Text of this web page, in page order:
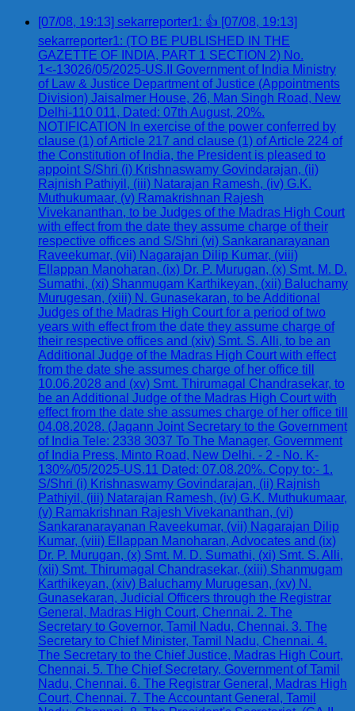
[07/08, 19:13] sekarreporter1: 👍 [07/08, 19:13]
sekarreporter1: (TO BE PUBLISHED IN THE
GAZETTE OF INDIA, PART 1 SECTION 2) No.
1<-13026/05/2025-US.II Government of India Ministry
of Law & Justice Department of Justice (Appointments
Division) Jaisalmer House, 26, Man Singh Road, New
Delhi-110 011, Dated: 07th August, 20%.
NOTIFICATION In exercise of the power conferred by
clause (1) of Article 217 and clause (1) of Article 224 of
the Constitution of India, the President is pleased to
appoint S/Shri (i) Krishnaswamy Govindarajan, (ii)
Rajnish Pathiyil, (iii) Natarajan Ramesh, (iv) G.K.
Muthukumaar, (v) Ramakrishnan Rajesh
Vivekananthan, to be Judges of the Madras High Court
with effect from the date they assume charge of their
respective offices and S/Shri (vi) Sankaranarayanan
Raveekumar, (vii) Nagarajan Dilip Kumar, (viii)
Ellappan Manoharan, (ix) Dr. P. Murugan, (x) Smt. M. D.
Sumathi, (xi) Shanmugam Karthikeyan, (xii) Baluchamy
Murugesan, (xiii) N. Gunasekaran, to be Additional
Judges of the Madras High Court for a period of two
years with effect from the date they assume charge of
their respective offices and (xiv) Smt. S. Alli, to be an
Additional Judge of the Madras High Court with effect
from the date she assumes charge of her office till
10.06.2028 and (xv) Smt. Thirumagal Chandrasekar, to
be an Additional Judge of the Madras High Court with
effect from the date she assumes charge of her office till
04.08.2028. (Jagann Joint Secretary to the Government
of India Tele: 2338 3037 To The Manager, Government
of India Press, Minto Road, New Delhi. - 2 - No. K-
130%/05/2025-US.11 Dated: 07.08.20%. Copy to:- 1.
S/Shri (i) Krishnaswamy Govindarajan, (ii) Rajnish
Pathiyil, (iii) Natarajan Ramesh, (iv) G.K. Muthukumaar,
(v) Ramakrishnan Rajesh Vivekananthan, (vi)
Sankaranarayanan Raveekumar, (vii) Nagarajan Dilip
Kumar, (viii) Ellappan Manoharan, Advocates and (ix)
Dr. P. Murugan, (x) Smt. M. D. Sumathi, (xi) Smt. S. Alli,
(xii) Smt. Thirumagal Chandrasekar, (xiii) Shanmugam
Karthikeyan, (xiv) Baluchamy Murugesan, (xv) N.
Gunasekaran, Judicial Officers through the Registrar
General, Madras High Court, Chennai. 2. The
Secretary to Governor, Tamil Nadu, Chennai. 3. The
Secretary to Chief Minister, Tamil Nadu, Chennai. 4.
The Secretary to the Chief Justice, Madras High Court,
Chennai. 5. The Chief Secretary, Government of Tamil
Nadu, Chennai. 6. The Registrar General, Madras High
Court, Chennai. 7. The Accountant General, Tamil